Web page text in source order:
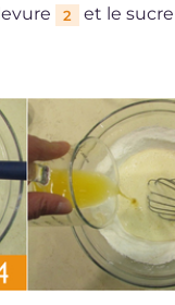
2 et le sucre